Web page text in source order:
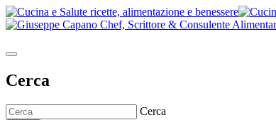
Cerca
Cerca